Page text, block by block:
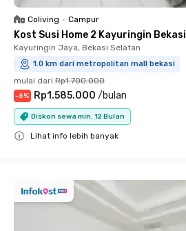
Coliving • Campur
Kost Susi Home 2 Kayuringin Bekasi
Kayuringin Jaya, Bekasi Selatan
1.0 km dari metropolitan mall bekasi
mulai dari Rp1.700.000
-6% Rp1.585.000 /bulan
Diskon sewa min. 12 Bulan
Lihat info lebih banyak